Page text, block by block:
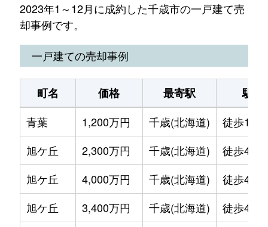
2023年1～12月に成約した千歳市の一戸建て売
却事例です。
一戸建ての売却事例
町名 価格 最寄駅
駅徒
青葉
1,200万円 千歳(北海道)
徒歩12分
旭ケ丘
2,300万円 千歳(北海道)
徒歩45分
旭ケ丘
4,000万円 千歳(北海道)
徒歩45分
旭ケ丘
3,400万円 千歳(北海道) 徒歩45分